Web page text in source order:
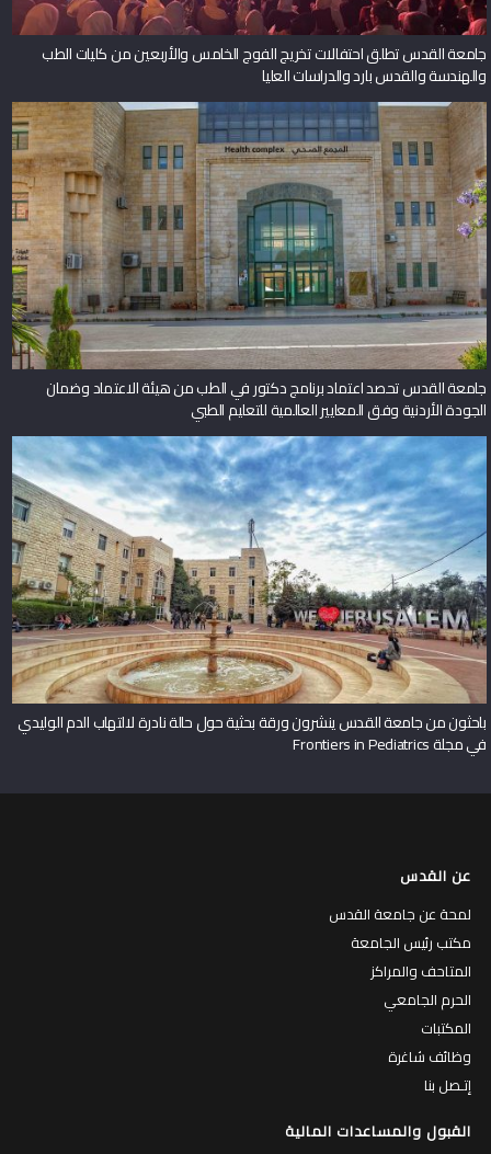
جامعة القدس تطلق احتفالات تخريج الفوج الخامس والأربعين من كليات الطب
والهندسة والقدس بارد والدراسات العليا
جامعة القدس تحصد اعتماد برنامج دكتور في الطب من هيئة الاعتماد وضمان
الجودة الأردنية وفق المعايير العالمية للتعليم الطبي
باحثون من جامعة القدس ينشرون ورقة بحثية حول حالة نادرة لالتهاب الدم الوليدي
في مجلة Frontiers in Pediatrics
عن القدس
لمحة عن جامعة القدس
مكتب رئيس الجامعة
المتاحف والمراكز
الحرم الجامعي
المكتبات
وظائف شاغرة
إتـصل بنا
القبول والمساعدات المالية